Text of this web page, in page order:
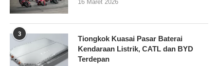
16 Maret 2026
3
Tiongkok Kuasai Pasar Baterai
Kendaraan Listrik, CATL dan BYD
Terdepan